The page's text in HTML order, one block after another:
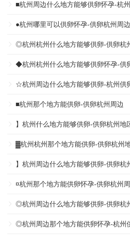
■杭州周边什么地方能够供卵怀孕-杭
●杭州哪里可以供卵怀孕-供卵杭州周边
◎杭州杭州什么地方能够供卵-供卵杭
◆杭州杭州什么地方能够供卵怀孕-供
☆杭州周边什么地方能够供卵-杭州供
■杭州那个地方能供卵-供卵杭州周边
】杭州什么地方能够供卵-供卵杭州地
▓杭州杭州那个地方能供卵-供卵杭州
】杭州周边什么地方能够供卵-供卵杭
¤杭州那个地方能供卵怀孕-供卵杭州
◎杭州周边什么地方能够供卵-供卵杭
◎杭州周边那个地方能供卵怀孕-杭州